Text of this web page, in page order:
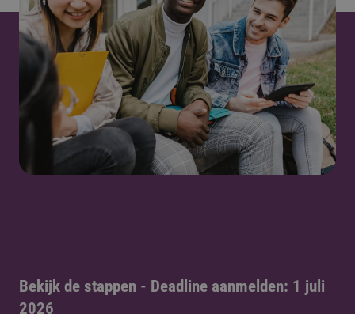
Bekijk de stappen - Deadline aanmelden: 1 juli
2026